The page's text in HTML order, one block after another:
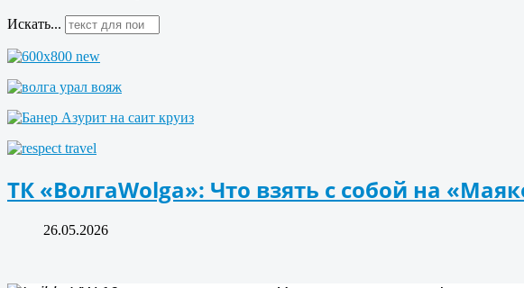
Искать...
ТК «ВолгаWolga»: Что взять с собой на
26.05.2026